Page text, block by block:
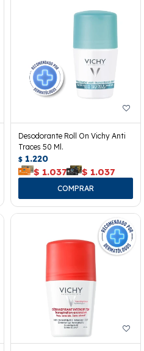
Desodorante Roll On Vichy Anti
Traces 50 Ml.
$ 1.220
$ 1.037 $ 1.037